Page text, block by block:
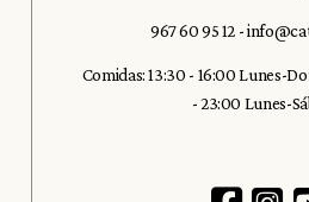
967 60 95 12 -
Comidas: 13:30 - 16:00 Lunes-
- 23:00 Lunes-